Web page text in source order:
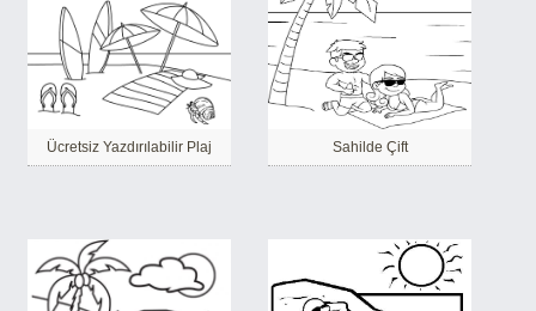
Ücretsiz Yazdırılabilir Plaj Sahilde Çift